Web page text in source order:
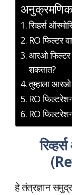
रिव्हर्स
RO फिल्टर
आरओ फिल्टर
शकतात?
तुम्हाला
RO
RO
(
हे तंत्रज्ञान